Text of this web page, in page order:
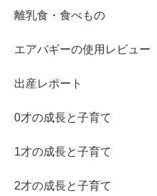
離乳食・食べもの
エアバギーの使用レビュー
出産レポート
0才の成長と子育て
1才の成長と子育て
2才の成長と子育て